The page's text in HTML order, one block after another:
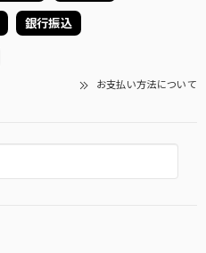
銀行振込
お支払い方法について